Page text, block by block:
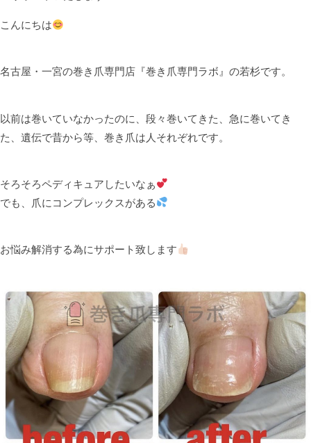
こんにちは
名古屋・一宮の巻き爪専門店『巻き爪専門ラボ』の若杉です。
以前は巻いていなかったのに、段々巻いてきた、急に巻いてき
た、遺伝で昔から等、巻き爪は人それぞれです。
そろそろペディキュアしたいなぁ
でも、爪にコンプレックスがある
お悩み解消する為にサポート致します